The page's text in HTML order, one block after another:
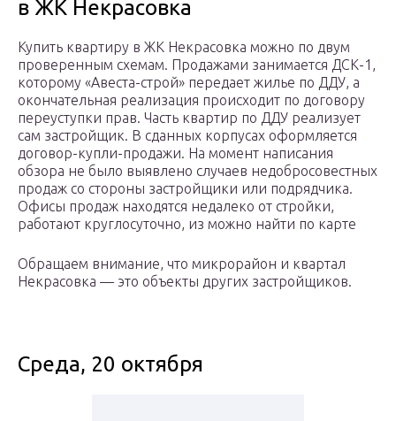
в ЖК Некрасовка
Купить квартиру в ЖК Некрасовка можно по двум
проверенным схемам. Продажами занимается ДСК-1,
которому «Авеста-строй» передает жилье по ДДУ, а
окончательная реализация происходит по договору
переуступки прав. Часть квартир по ДДУ реализует
сам застройщик. В сданных корпусах оформляется
договор-купли-продажи. На момент написания
обзора не было выявлено случаев недобросовестных
продаж со стороны застройщики или подрядчика.
Офисы продаж находятся недалеко от стройки,
работают круглосуточно, из можно найти по карте
Обращаем внимание, что микрорайон и квартал
Некрасовка — это объекты других застройщиков.
Среда, 20 октября